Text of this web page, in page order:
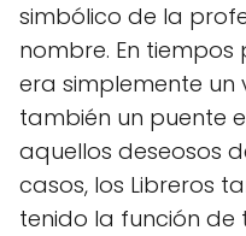
simbólico de la
nombre. En
era simplemente un
también un puente
aquellos deseosos
casos, los Libreros
tenido la función de